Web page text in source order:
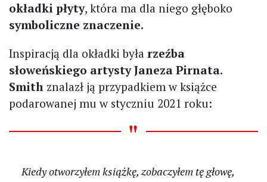
okładki płyty, która ma dla niego głęboko
symboliczne znaczenie.
Inspiracją dla okładki była rzeźba
słoweńskiego artysty Janeza Pirnata.
Smith znalazł ją przypadkiem w książce
podarowanej mu w styczniu 2021 roku:
Kiedy otworzyłem książkę, zobaczyłem tę głowę,